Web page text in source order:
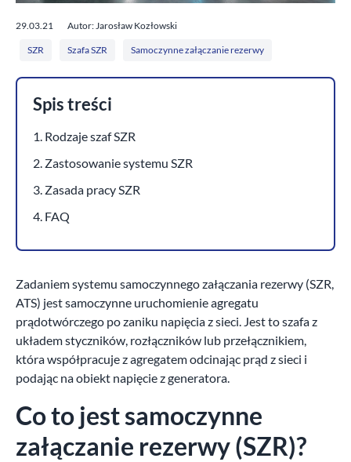
29.03.21 Autor: Jarosław Kozłowski
SZR Szafa SZR Samoczynne załączanie rezerwy
Spis treści
1. Rodzaje szaf SZR
2. Zastosowanie systemu SZR
3. Zasada pracy SZR
4. FAQ
Zadaniem systemu samoczynnego załączania rezerwy (SZR,
ATS) jest samoczynne uruchomienie agregatu
prądotwórczego po zaniku napięcia z sieci. Jest to szafa z
układem styczników, rozłączników lub przełącznikiem,
która współpracuje z agregatem odcinając prąd z sieci i
podając na obiekt napięcie z generatora.
Co to jest samoczynne
załączanie rezerwy (SZR)?